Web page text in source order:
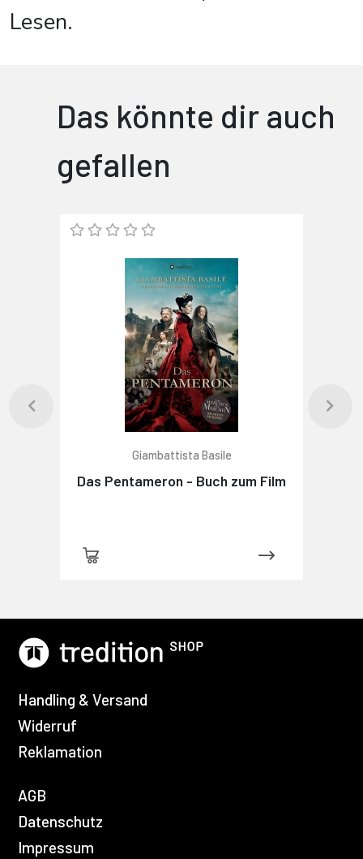
Lesen.
Das könnte dir auch
gefallen
Giambattista Basile
Das Pentameron - Buch zum Film
Handling & Versand
Widerruf
Reklamation
AGB
Datenschutz
Impressum